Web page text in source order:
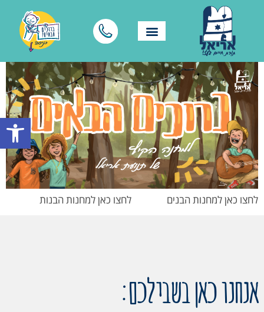
פתח
לחצו כאן למחנות הבנים לחצו כאן למחנות הבנות
אנחנו כאן בשבילכם: